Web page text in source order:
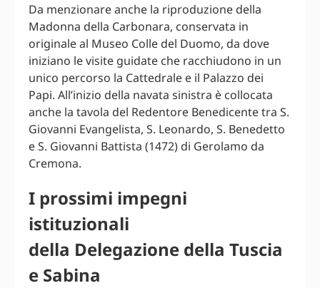
Da menzionare anche la riproduzione della
Madonna della Carbonara, conservata in
originale al Museo Colle del Duomo, da dove
iniziano le visite guidate che racchiudono in un
unico percorso la Cattedrale e il Palazzo dei
Papi. All’inizio della navata sinistra è collocata
anche la tavola del Redentore Benedicente tra S.
Giovanni Evangelista, S. Leonardo, S. Benedetto
e S. Giovanni Battista (1472) di Gerolamo da
Cremona.
I prossimi impegni
istituzionali
della Delegazione della Tuscia
e Sabina